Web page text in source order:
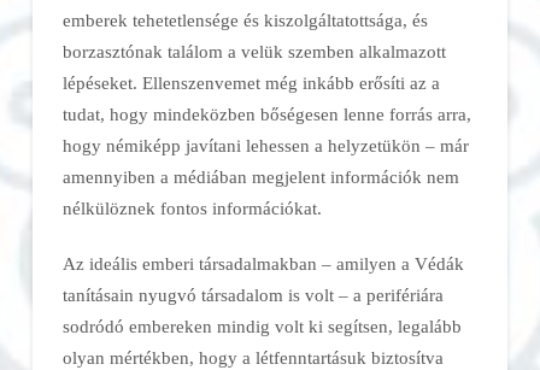
emberek tehetetlensége és kiszolgáltatottsága, és
borzasztónak találom a velük szemben alkalmazott
lépéseket. Ellenszenvemet még inkább erősíti az a
tudat, hogy mindeközben bőségesen lenne forrás arra,
hogy némiképp javítani lehessen a helyzetükön – már
amennyiben a médiában megjelent információk nem
nélkülöznek fontos információkat.
Az ideális emberi társadalmakban – amilyen a Védák
tanításain nyugvó társadalom is volt – a perifériára
sodródó embereken mindig volt ki segítsen, legalább
olyan mértékben, hogy a létfenntartásuk biztosítva